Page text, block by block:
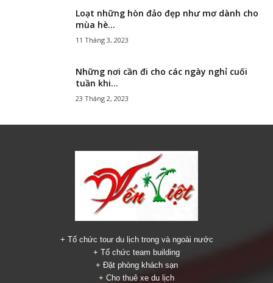
Loạt những hòn đảo đẹp như mơ dành cho
mùa hè...
11 Tháng 3, 2023
Những nơi cần đi cho các ngày nghỉ cuối
tuần khi...
23 Tháng 2, 2023
+ Tổ chức tour du lịch trong và ngoài nước
+ Tổ chức team building
+ Đặt phòng khách sạn
+ Cho thuê xe du lịch